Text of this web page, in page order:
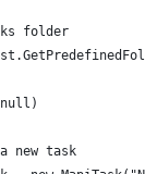
folder
new task